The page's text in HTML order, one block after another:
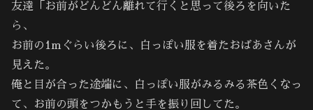
友達「お前がどんどん離れて行くと思って後ろを向いた
ら、
お前の1mぐらい後ろに、白っぽい服を着たおばあさんが
見えた。
俺と目が合った途端に、白っぽい服がみるみる茶色くなっ
て、お前の頭をつかもうと手を振り回してた。